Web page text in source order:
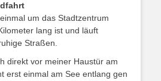
um das Stadtzentrum
lang ist und läuft
Straßen.
direkt vor meiner Haustür am
erst einmal am See entlang gen